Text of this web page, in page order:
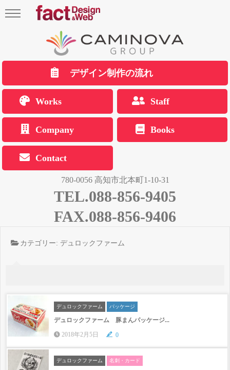
デザイン制作の流れ
Works Staff
Company Books
Contact
780-0056 高知市北本町1-10-31
TEL.088-856-9405
FAX.088-856-9406
カテゴリー: デュロックファーム
デュロックファーム パッケージ
デュロックファーム 豚まんパッケージ...
2018年2月5日
0
デュロックファーム 名刺・カード